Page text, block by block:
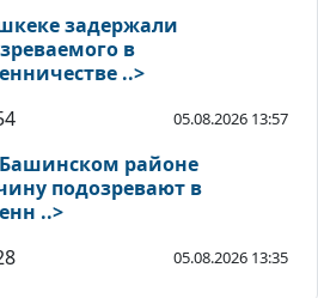
задержали
в
..>
05.08.2026 13:57
районе
подозревают в
..>
05.08.2026 13:35